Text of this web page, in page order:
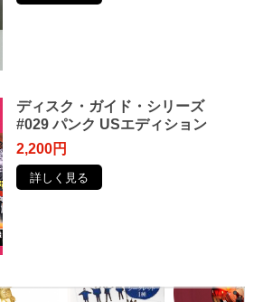
ディスク・ガイド・シリーズ
#029 パンク USエディション
2,200円
詳しく見る